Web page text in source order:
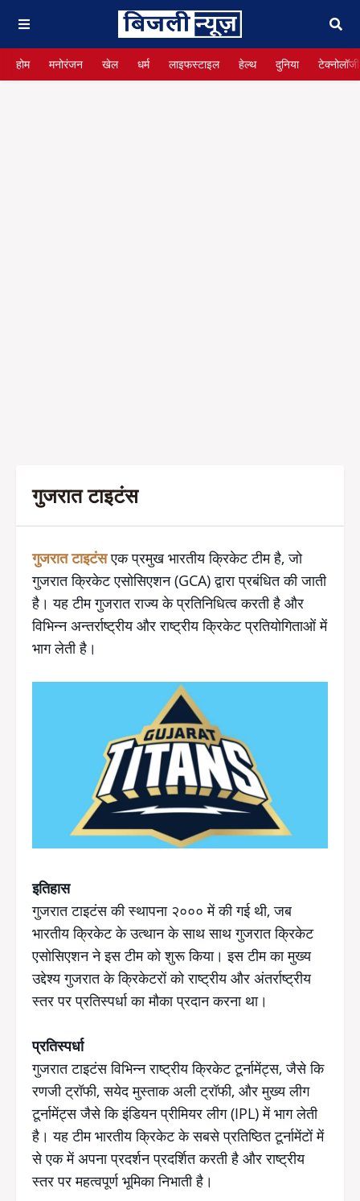
होम मनोरंजन खेल धर्म लाइफस्टाइल हेल्थ दुनिया टेक्नोलॉजी
गुजरात टाइटंस
गुजरात टाइटंसएक प्रमुख भारतीय क्रिकेट टीम है, जो
गुजरात क्रिकेट एसोसिएशन (GCA) द्वारा प्रबंधित की जाती
है। यह टीम गुजरात राज्य के प्रतिनिधित्व करती है और
विभिन्न अन्तर्राष्ट्रीय और राष्ट्रीय क्रिकेट प्रतियोगिताओं में
भाग लेती है।
इतिहास
गुजरात टाइटंस की स्थापना २००० में की गई थी, जब
भारतीय क्रिकेट के उत्थान के साथ साथ गुजरात क्रिकेट
एसोसिएशन ने इस टीम को शुरू किया। इस टीम का मुख्य
उद्देश्य गुजरात के क्रिकेटरों को राष्ट्रीय और अंतर्राष्ट्रीय
स्तर पर प्रतिस्पर्धा का मौका प्रदान करना था।
प्रतिस्पर्धा
गुजरात टाइटंस विभिन्न राष्ट्रीय क्रिकेट टूर्नामेंट्स, जैसे कि
रणजी ट्रॉफी, सयेद मुस्ताक अली ट्रॉफी, और मुख्य लीग
टूर्नामेंट्स जैसे कि इंडियन प्रीमियर लीग (IPL) में भाग लेती
है। यह टीम भारतीय क्रिकेट के सबसे प्रतिष्ठित टूर्नामेंटों में
से एक में अपना प्रदर्शन प्रदर्शित करती है और राष्ट्रीय
स्तर पर महत्वपूर्ण भूमिका निभाती है।